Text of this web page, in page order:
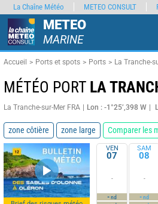
METEO
MARINE
Accueil Ports et spots Ports La Tranche-
MÉTÉO PORT LA
La Tranche-sur-Mer FRA Lon : -1°25’,398 W
zone côtière zone large Comparer les
VEN
07
-
-nd
SAM
08
-
-nd
La Chaîne Météo METEO CONSULT